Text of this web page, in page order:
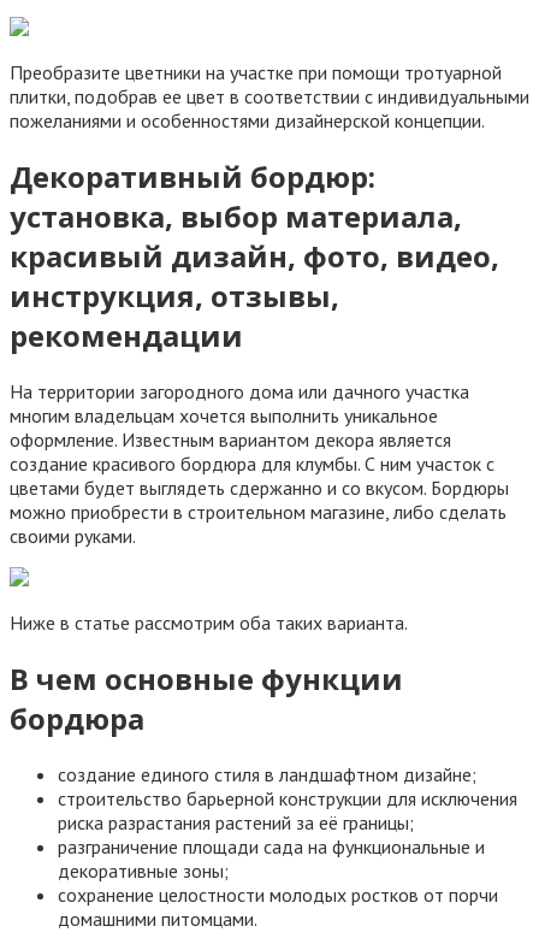
Преобразите цветники на участке при помощи тротуарной
плитки, подобрав ее цвет в соответствии с индивидуальными
пожеланиями и особенностями дизайнерской концепции.
Декоративный бордюр:
установка, выбор материала,
красивый дизайн, фото, видео,
инструкция, отзывы,
рекомендации
На территории загородного дома или дачного участка
многим владельцам хочется выполнить уникальное
оформление. Известным вариантом декора является
создание красивого бордюра для клумбы. С ним участок с
цветами будет выглядеть сдержанно и со вкусом. Бордюры
можно приобрести в строительном магазине, либо сделать
своими руками.
Ниже в статье рассмотрим оба таких варианта.
В чем основные функции
бордюра
создание единого стиля в ландшафтном дизайне;
строительство барьерной конструкции для исключения
риска разрастания растений за её границы;
разграничение площади сада на функциональные и
декоративные зоны;
сохранение целостности молодых ростков от порчи
домашними питомцами.